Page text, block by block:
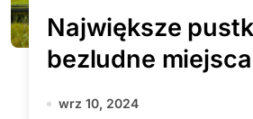
Największe
bezludne
świecie
wrz 10, 2024